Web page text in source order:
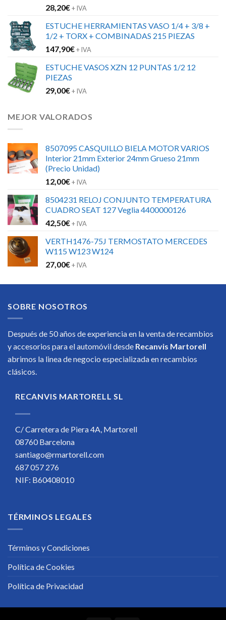
28,20€+ IVA
ESTUCHE HERRAMIENTAS VASO 1/4 + 3/8 +
1/2 + TORX + COMBINADAS 215 PIEZAS
147,90€+ IVA
ESTUCHE VASOS XZN 12 PUNTAS 1/2 12
PIEZAS
29,00€+ IVA
MEJOR VALORADOS
8507095 CASQUILLO BIELA MOTOR VARIOS
Interior 21mm Exterior 24mm Grueso 21mm
(Precio Unidad)
12,00€+ IVA
8504231 RELOJ CONJUNTO TEMPERATURA
CUADRO SEAT 127 Veglia 4400000126
42,50€+ IVA
VERTH1476-75J TERMOSTATO MERCEDES
W115 W123 W124
27,00€+ IVA
SOBRE NOSOTROS
Después de 50 años de experiencia en la venta de recambios
y accesorios para el automóvil desde Recanvis Martorell
abrimos la linea de negocio especializada en recambios
clásicos.
RECANVIS MARTORELL SL
C/ Carretera de Piera 4A, Martorell
08760 Barcelona
santiago@rmartorell.com
687 057 276
NIF: B60408010
TÉRMINOS LEGALES
Términos y Condiciones
Política de Cookies
Política de Privacidad